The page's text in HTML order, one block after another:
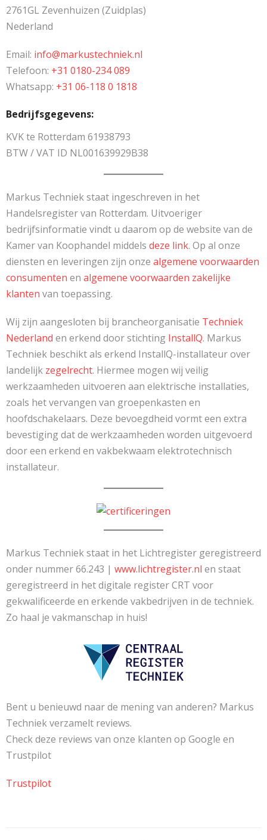
2761GL Zevenhuizen (Zuidplas)
Nederland
Email: info@markustechniek.nl
Telefoon: +31 0180-234 089
Whatsapp: +31 06-118 0 1818
Bedrijfsgegevens:
KVK te Rotterdam 61938793
BTW / VAT ID NL001639929B38
Markus Techniek staat ingeschreven in het
Handelsregister van Rotterdam. Uitvoeriger
bedrijfsinformatie vindt u daarom op de website van de
Kamer van Koophandel middels deze link. Op al onze
diensten en leveringen zijn onze algemene voorwaarden
consumenten en algemene voorwaarden zakelijke
klanten van toepassing.
Wij zijn aangesloten bij brancheorganisatie Techniek
Nederland en erkend door stichting InstallQ. Markus
Techniek beschikt als erkend InstallQ-installateur over
landelijk zegelrecht. Hiermee mogen wij veilig
werkzaamheden uitvoeren aan elektrische installaties,
zoals het vervangen van groepenkasten en
hoofdschakelaars. Deze bevoegdheid vormt een extra
bevestiging dat de werkzaamheden worden uitgevoerd
door een erkend en vakbekwaam elektrotechnisch
installateur.
Markus Techniek staat in het Lichtregister geregistreerd
onder nummer 66.243 | www.lichtregister.nl en staat
geregistreerd in het digitale register CRT voor
gekwalificeerde en erkende vakbedrijven in de techniek.
Zo haal je vakmanschap in huis!
Bent u benieuwd naar de mening van anderen? Markus
Techniek verzamelt reviews.
Check deze reviews van onze klanten op Google en
Trustpilot
Trustpilot